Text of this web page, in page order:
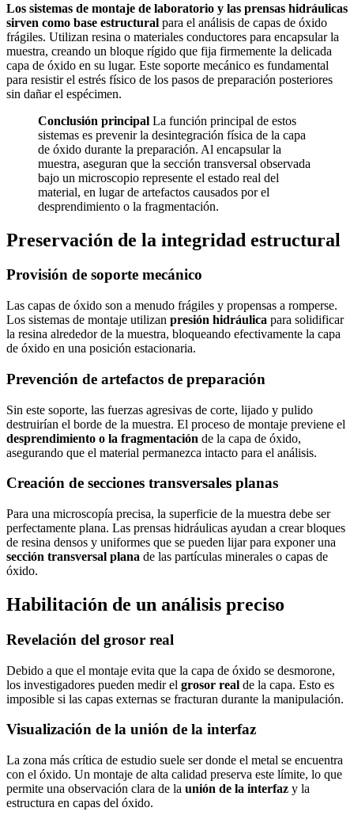
Los sistemas de montaje de laboratorio y las prensas hidráulicas
sirven como base estructural para el análisis de capas de óxido
frágiles. Utilizan resina o materiales conductores para encapsular la
muestra, creando un bloque rígido que fija firmemente la delicada
capa de óxido en su lugar. Este soporte mecánico es fundamental
para resistir el estrés físico de los pasos de preparación posteriores
sin dañar el espécimen.
Conclusión principal La función principal de estos
sistemas es prevenir la desintegración física de la capa
de óxido durante la preparación. Al encapsular la
muestra, aseguran que la sección transversal observada
bajo un microscopio represente el estado real del
material, en lugar de artefactos causados por el
desprendimiento o la fragmentación.
Preservación de la integridad estructural
Provisión de soporte mecánico
Las capas de óxido son a menudo frágiles y propensas a romperse.
Los sistemas de montaje utilizan presión hidráulica para solidificar
la resina alrededor de la muestra, bloqueando efectivamente la capa
de óxido en una posición estacionaria.
Prevención de artefactos de preparación
Sin este soporte, las fuerzas agresivas de corte, lijado y pulido
destruirían el borde de la muestra. El proceso de montaje previene el
desprendimiento o la fragmentación de la capa de óxido,
asegurando que el material permanezca intacto para el análisis.
Creación de secciones transversales planas
Para una microscopía precisa, la superficie de la muestra debe ser
perfectamente plana. Las prensas hidráulicas ayudan a crear bloques
de resina densos y uniformes que se pueden lijar para exponer una
sección transversal plana de las partículas minerales o capas de
óxido.
Habilitación de un análisis preciso
Revelación del grosor real
Debido a que el montaje evita que la capa de óxido se desmorone,
los investigadores pueden medir el grosor real de la capa. Esto es
imposible si las capas externas se fracturan durante la manipulación.
Visualización de la unión de la interfaz
La zona más crítica de estudio suele ser donde el metal se encuentra
con el óxido. Un montaje de alta calidad preserva este límite, lo que
permite una observación clara de la unión de la interfaz y la
estructura en capas del óxido.